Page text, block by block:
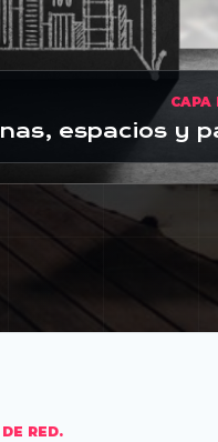
CAPA
espacios y
RED.